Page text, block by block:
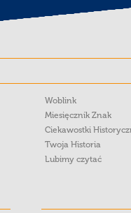
Woblink
Miesięcznik Znak
Ciekawostki
Twoja Historia
Lubimy czytać